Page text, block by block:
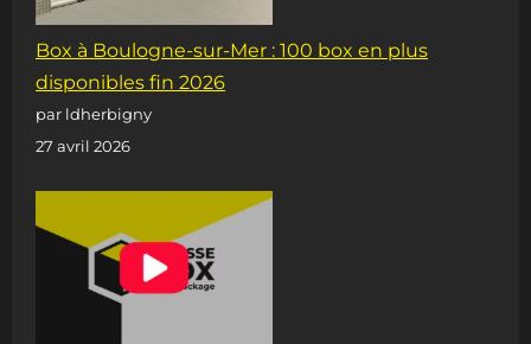
Box à Boulogne-sur-Mer : 100 box en plus
disponibles fin 2026
par ldherbigny
27 avril 2026